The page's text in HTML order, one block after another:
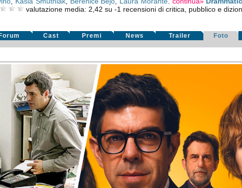
valutazione media: 2,42 su -1 recensioni di critica, pubblico e
Forum Cast Premi News Trailer Foto